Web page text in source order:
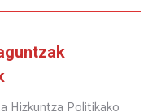
Hizkuntza Politikako